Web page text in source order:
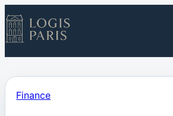
Immobilier
Finance